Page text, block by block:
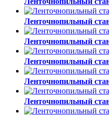
Ленточнопильный
Ленточнопильный
Ленточнопильный
Ленточнопильный
Ленточнопильный